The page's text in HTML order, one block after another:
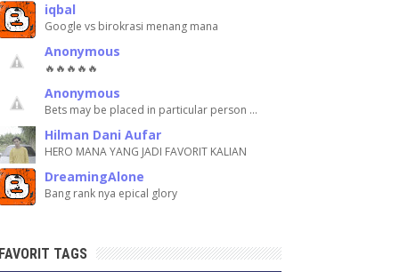
iqbal
Google vs birokrasi menang mana
Anonymous
🔥🔥🔥🔥🔥
Anonymous
Bets may be placed in particular person …
Hilman Dani Aufar
HERO MANA YANG JADI FAVORIT KALIAN
DreamingAlone
Bang rank nya epical glory
FAVORIT TAGS